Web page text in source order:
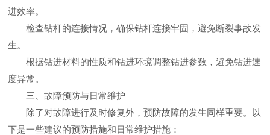
进效率。
检查钻杆的连接情况，确保钻杆连接牢固，避免断裂事故发
生。
根据钻进材料的性质和钻进环境调整钻进参数，避免钻进速
度异常。
三、故障预防与日常维护
除了对故障进行及时修复外，预防故障的发生同样重要。以
下是一些建议的预防措施和日常维护措施：